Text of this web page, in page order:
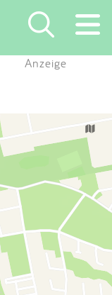
×
Anzeige